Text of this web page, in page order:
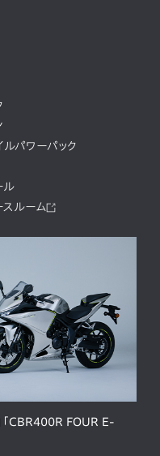
ルパワーパック
ル
スルーム
CBR400R FOUR E-